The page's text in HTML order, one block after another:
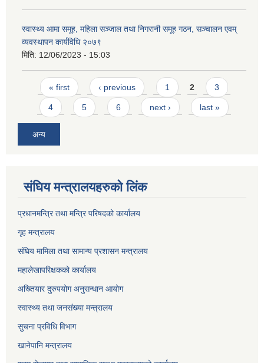
स्वास्थ्य आमा समूह, महिला सञ्जाल तथा निगरानी समूह गठन, सञ्चालन एवम्
व्यवस्थापन कार्यविधि २०७९
मिति: 12/06/2023 - 15:03
Pages
« first ‹ previous 1 2 3
4 5 6 next › last »
अन्य
संघिय मन्त्र‍ालयहरुको लिंक
प्रधानमन्त्रि तथा मन्त्रि परिषदको कार्यालय
गृह मन्त्रालय
संघिय मामिला तथा सामान्य प्रशासन मन्त्रालय
महालेखापरिक्षकको कार्यालय
अख्तियार दुरुपयोग अनुसन्धान आयोग
स्वास्थ्य तथा जनसंख्या मन्त्रालय
सुचना प्रविधि विभाग
खानेपानि मन्त्रालय